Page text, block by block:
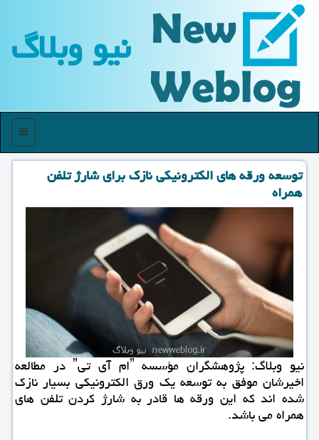
نیو وبلاگ
منو
توسعه ورقه های الكترونیكی نازك برای شارژ تلفن
همراه
نیو وبلاگ: پژوهشگران مؤسسه ˮام آی تیˮ در مطالعه
اخیرشان موفق به توسعه یك ورق الكترونیكی بسیار نازك
شده اند كه این ورقه ها قادر به شارژ كردن تلفن های
همراه می باشد.